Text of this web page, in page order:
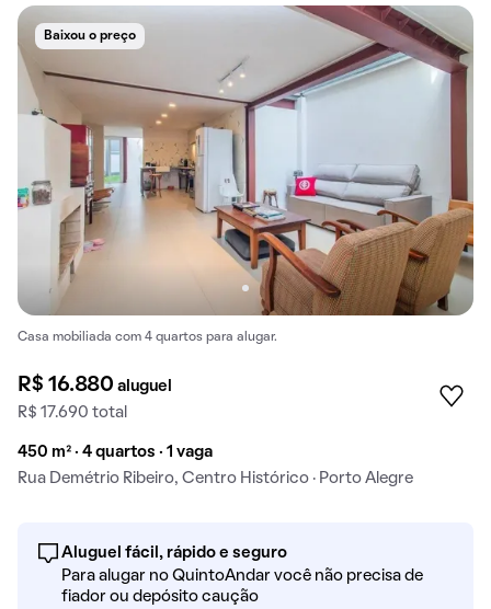
Baixou o preço
Casa mobiliada com 4 quartos para alugar.
R$ 16.880aluguel
R$ 17.690 total
450 m² · 4 quartos · 1 vaga
Rua Demétrio Ribeiro, Centro Histórico · Porto Alegre
Aluguel fácil, rápido e seguro
Para alugar no QuintoAndar você não precisa de
fiador ou depósito caução